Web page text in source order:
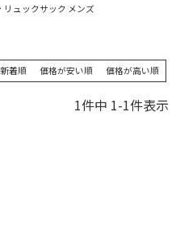
リュックサック メンズ
新着順 価格が安い順 価格が高い順
1件中 1-1件表示